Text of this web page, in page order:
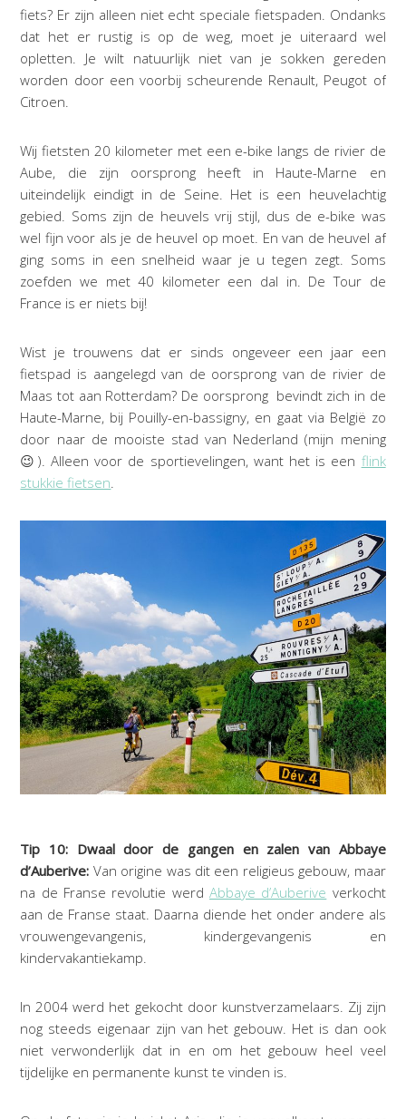
fiets? Er zijn alleen niet echt speciale fietspaden. Ondanks
dat het er rustig is op de weg, moet je uiteraard wel
opletten. Je wilt natuurlijk niet van je sokken gereden
worden door een voorbij scheurende Renault, Peugot of
Citroen.
Wij fietsten 20 kilometer met een e-bike langs de rivier de
Aube, die zijn oorsprong heeft in Haute-Marne en
uiteindelijk eindigt in de Seine. Het is een heuvelachtig
gebied. Soms zijn de heuvels vrij stijl, dus de e-bike was
wel fijn voor als je de heuvel op moet. En van de heuvel af
ging soms in een snelheid waar je u tegen zegt. Soms
zoefden we met 40 kilometer een dal in. De Tour de
France is er niets bij!
Wist je trouwens dat er sinds ongeveer een jaar een
fietspad is aangelegd van de oorsprong van de rivier de
Maas tot aan Rotterdam? De oorsprong bevindt zich in de
Haute-Marne, bij Pouilly-en-bassigny, en gaat via België zo
door naar de mooiste stad van Nederland (mijn mening
😉). Alleen voor de sportievelingen, want het is een flink
stukkie fietsen
Tip 10: Dwaal door de gangen en zalen van Abbaye
d’Auberive: Van origine was dit een religieus gebouw, maar
na de Franse revolutie werd Abbaye d’Auberive verkocht
aan de Franse staat. Daarna diende het onder andere als
vrouwengevangenis, kindergevangenis en
kindervakantiekamp.
In 2004 werd het gekocht door kunstverzamelaars. Zij zijn
nog steeds eigenaar zijn van het gebouw. Het is dan ook
niet verwonderlijk dat in en om het gebouw heel veel
tijdelijke en permanente kunst te vinden is.